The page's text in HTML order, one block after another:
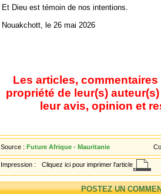
Et Dieu est témoin de nos intentions.
Nouakchott, le 26 mai 2026
Les articles,
propriété de leur(s)
leur avis, opinion et
Source : Future Afrique - Mauritanie
Impression : Cliquez ici pour imprimer l'article
POSTEZ UN